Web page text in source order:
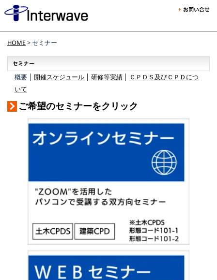
HOME> セミナー
概要 │ 開催スケジュール 研修等実績
ＣＰＤＳ及びＣＰＤにつ
いて
ご希望のセミナーをクリック